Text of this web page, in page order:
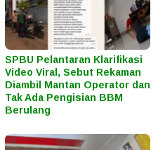
SPBU Pelantaran Klarifikasi
Video Viral, Sebut Rekaman
Diambil Mantan Operator dan
Tak Ada Pengisian BBM
Berulang